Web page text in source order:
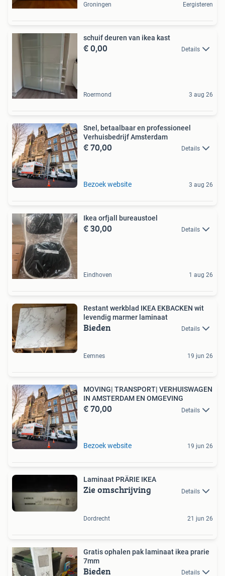
Groningen Eergisteren
schuif deuren van ikea kast
€ 0,00 Details
Roermond 3 aug 26
Snel, betaalbaar en professioneel
Verhuisbedrijf Amsterdam
€ 70,00 Details
Bezoek website 3 aug 26
Ikea orfjall bureaustoel
€ 30,00 Details
Eindhoven 1 aug 26
Restant werkblad IKEA EKBACKEN wit
levendig marmer laminaat
Bieden Details
Eemnes 19 jun 26
MOVING| TRANSPORT| VERHUISWAGEN
IN AMSTERDAM EN OMGEVING
€ 70,00 Details
Bezoek website 19 jun 26
Laminaat PRÄRIE IKEA
Zie omschrijving Details
Dordrecht 21 jun 26
Gratis ophalen pak laminaat ikea prarie
7mm
Bieden Details